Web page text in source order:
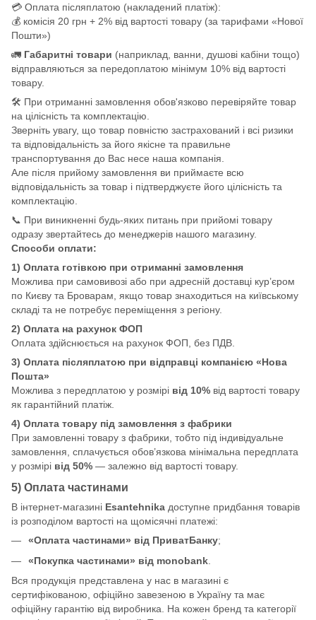
💳 Оплата післяплатою (накладений платіж):
💰 комісія 20 грн + 2% від вартості товару (за тарифами «Нової
Пошти»)
🚛 Габаритні товари (наприклад, ванни, душові кабіни тощо)
відправляються за передоплатою мінімум 10% від вартості
товару.
🛠️ При отриманні замовлення обов'язково перевіряйте товар
на цілісність та комплектацію.
Зверніть увагу, що товар повністю застрахований і всі ризики
та відповідальність за його якісне та правильне
транспортування до Вас несе наша компанія.
Але після прийому замовлення ви приймаєте всю
відповідальність за товар і підтверджуєте його цілісність та
комплектацію.
📞 При виникненні будь-яких питань при прийомі товару
одразу звертайтесь до менеджерів нашого магазину.
Способи оплати:
1) Оплата готівкою при отриманні замовлення
Можлива при самовивозі або при адресній доставці кур’єром
по Києву та Броварам, якщо товар знаходиться на київському
складі та не потребує переміщення з регіону.
2) Оплата на рахунок ФОП
Оплата здійснюється на рахунок ФОП, без ПДВ.
3) Оплата післяплатою при відправці компанією «Нова
Пошта»
Можлива з передплатою у розмірі від 10% від вартості товару
як гарантійний платіж.
4) Оплата товару під замовлення з фабрики
При замовленні товару з фабрики, тобто під індивідуальне
замовлення, сплачується обов’язкова мінімальна передплата
у розмірі від 50% — залежно від вартості товару.
5) Оплата частинами
В інтернет-магазині Esantehnika доступне придбання товарів
із розподілом вартості на щомісячні платежі:
«Оплата частинами» від ПриватБанку;
«Покупка частинами» від monobank
Вся продукція представлена у нас в магазині є
сертифікованою, офіційно завезеною в Україну та має
офіційну гарантію від виробника. На кожен бренд та категорії